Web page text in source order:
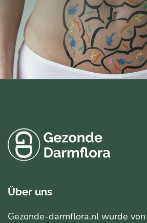
Über uns
Gezonde-darmflora.nl wurde